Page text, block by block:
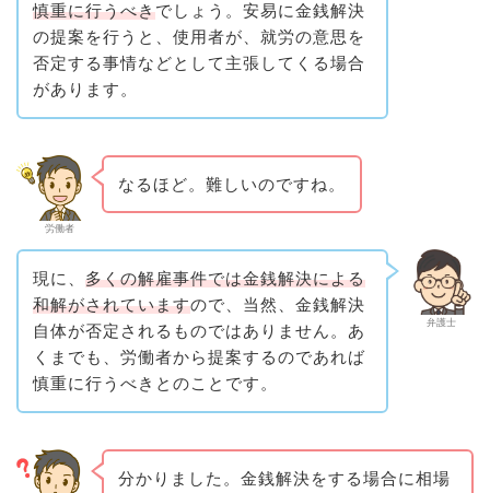
慎重に行うべきでしょう。安易に金銭解決
の提案を行うと、使用者が、就労の意思を
否定する事情などとして主張してくる場合
があります。
労働者
なるほど。難しいのですね。
弁護士
現に、 多くの解雇事件では金銭解決による
和解がされていますので、当然、金銭解決
自体が否定されるものではありません。あ
くまでも、労働者から提案するのであれば
慎重に行うべきとのことです。
分かりました。金銭解決をする場合に相場